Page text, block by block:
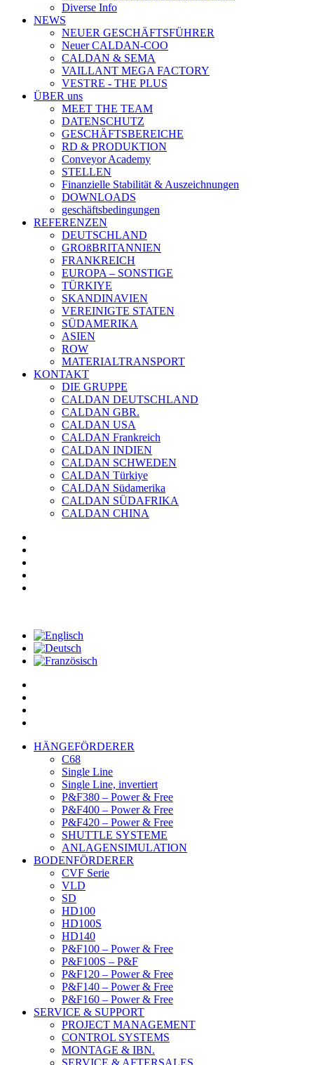
Diverse Info
NEWS
NEUER GESCHÄFTSFÜHRER
Neuer CALDAN-COO
CALDAN & SEMA
VAILLANT MEGA FACTORY
VESTRE - THE PLUS
ÜBER uns
MEET THE TEAM
DATENSCHUTZ
GESCHÄFTSBEREICHE
RD & PRODUKTION
Conveyor Academy
STELLEN
Finanzielle Stabilität & Auszeichnungen
DOWNLOADS
geschäftsbedingungen
REFERENZEN
DEUTSCHLAND
GROßBRITANNIEN
FRANKREICH
EUROPA – SONSTIGE
TÜRKIYE
SKANDINAVIEN
VEREINIGTE STATEN
SÜDAMERIKA
ASIEN
ROW
MATERIALTRANSPORT
KONTAKT
DIE GRUPPE
CALDAN DEUTSCHLAND
CALDAN GBR.
CALDAN USA
CALDAN Frankreich
CALDAN INDIEN
CALDAN SCHWEDEN
CALDAN Türkiye
CALDAN Südamerika
CALDAN SÜDAFRIKA
CALDAN CHINA
HÄNGEFÖRDERER
C68
Single Line
Single Line, invertiert
P&F380 – Power & Free
P&F400 – Power & Free
P&F420 – Power & Free
SHUTTLE SYSTEME
ANLAGENSIMULATION
BODENFÖRDERER
CVF Serie
VLD
SD
HD100
HD100S
HD140
P&F100 – Power & Free
P&F100S – P&F
P&F120 – Power & Free
P&F140 – Power & Free
P&F160 – Power & Free
SERVICE & SUPPORT
PROJECT MANAGEMENT
CONTROL SYSTEMS
MONTAGE & IBN.
SERVICE & AFTERSALES